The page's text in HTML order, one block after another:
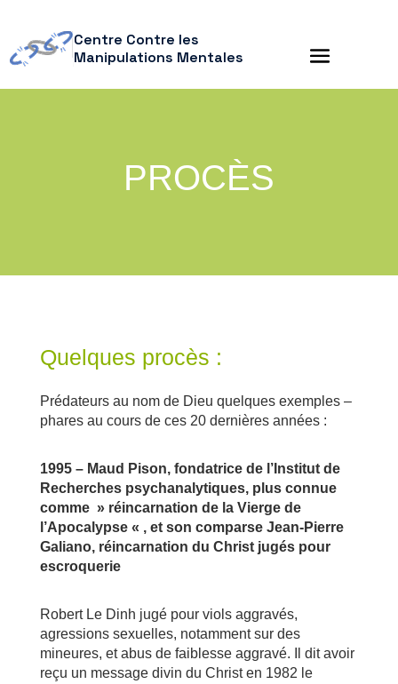
Centre Contre les
Manipulations Mentales
PROCÈS
Quelques procès :
Prédateurs au nom de Dieu quelques exemples –
phares au cours de ces 20 dernières années :
1995 – Maud Pison, fondatrice de l’Institut de
Recherches psychanalytiques, plus connue
comme » réincarnation de la Vierge de
l’Apocalypse « , et son comparse Jean-Pierre
Galiano, réincarnation du Christ jugés pour
escroquerie
Robert Le Dinh jugé pour viols aggravés,
agressions sexuelles, notamment sur des
mineures, et abus de faiblesse aggravé. Il dit avoir
reçu un message divin du Christ en 1982 le